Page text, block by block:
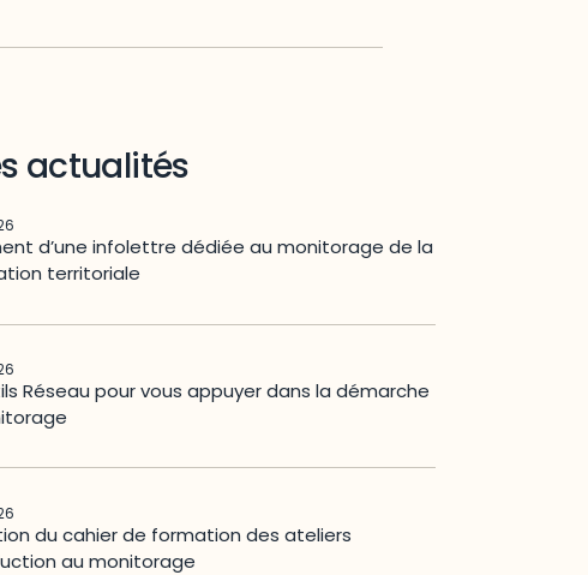
actualités
d’une infolettre dédiée au monitorage de la
territoriale
Réseau pour vous appuyer dans la démarche
du cahier de formation des ateliers
au monitorage